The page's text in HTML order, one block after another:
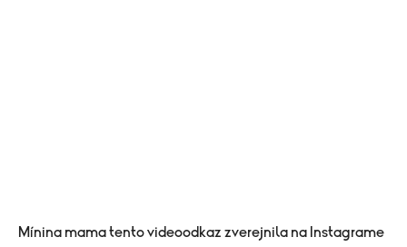
Mínina mama tento videoodkaz zverejnila na Instagrame